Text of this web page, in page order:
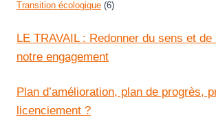
Transition écologique (6)
LE TRAVAIL : Redonner du sens et
notre engagement
Plan d’amélioration, plan de progrès,
licenciement ?